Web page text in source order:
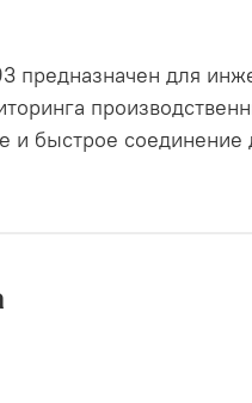
предназначен для
и быстрое